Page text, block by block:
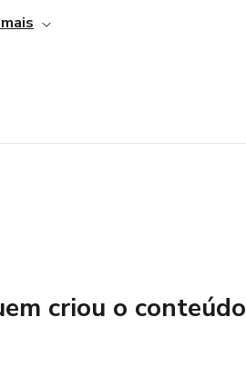
criou o conteúdo